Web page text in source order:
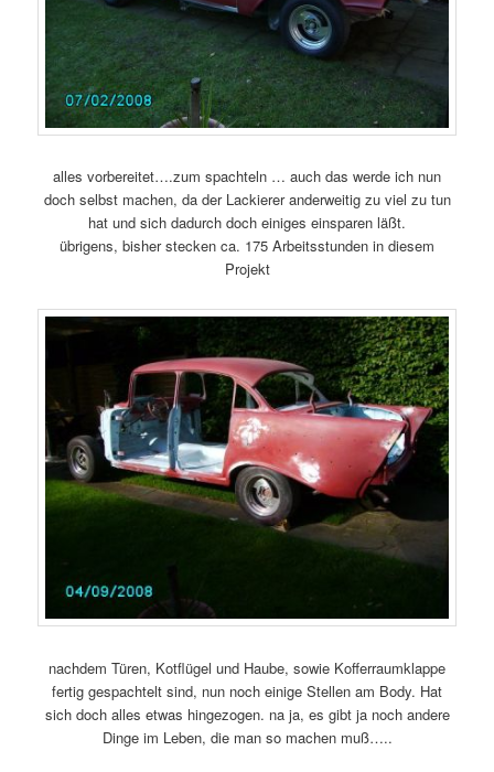
alles vorbereitet….zum spachteln … auch das werde ich nun
doch selbst machen, da der Lackierer anderweitig zu viel zu tun
hat und sich dadurch doch einiges einsparen läßt.
übrigens, bisher stecken ca. 175 Arbeitsstunden in diesem
Projekt
nachdem Türen, Kotflügel und Haube, sowie Kofferraumklappe
fertig gespachtelt sind, nun noch einige Stellen am Body. Hat
sich doch alles etwas hingezogen. na ja, es gibt ja noch andere
Dinge im Leben, die man so machen muß…..